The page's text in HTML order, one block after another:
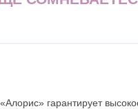
гарантирует